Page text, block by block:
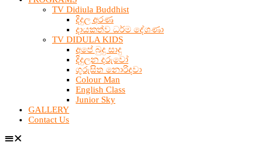
TV Didiula Buddhist
දිදුල අරණ
දායකත්ව ධර්ම දේශණා
TV DIDULA KIDS
අපේ බුදු සාදු
දිදුලන දරුවෝ
ගුරුසිත නොරිදවා
Colour Man
English Class
Junior Sky
GALLERY
Contact Us